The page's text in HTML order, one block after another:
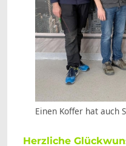
Einen Koffer hat auch
Herzliche